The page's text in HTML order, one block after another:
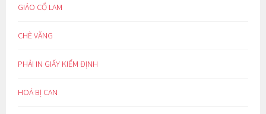
GIẢO CỔ LAM
CHÈ VẰNG
PHẢI IN GIẤY KIỂM ĐỊNH
HOÁ BỊ CAN